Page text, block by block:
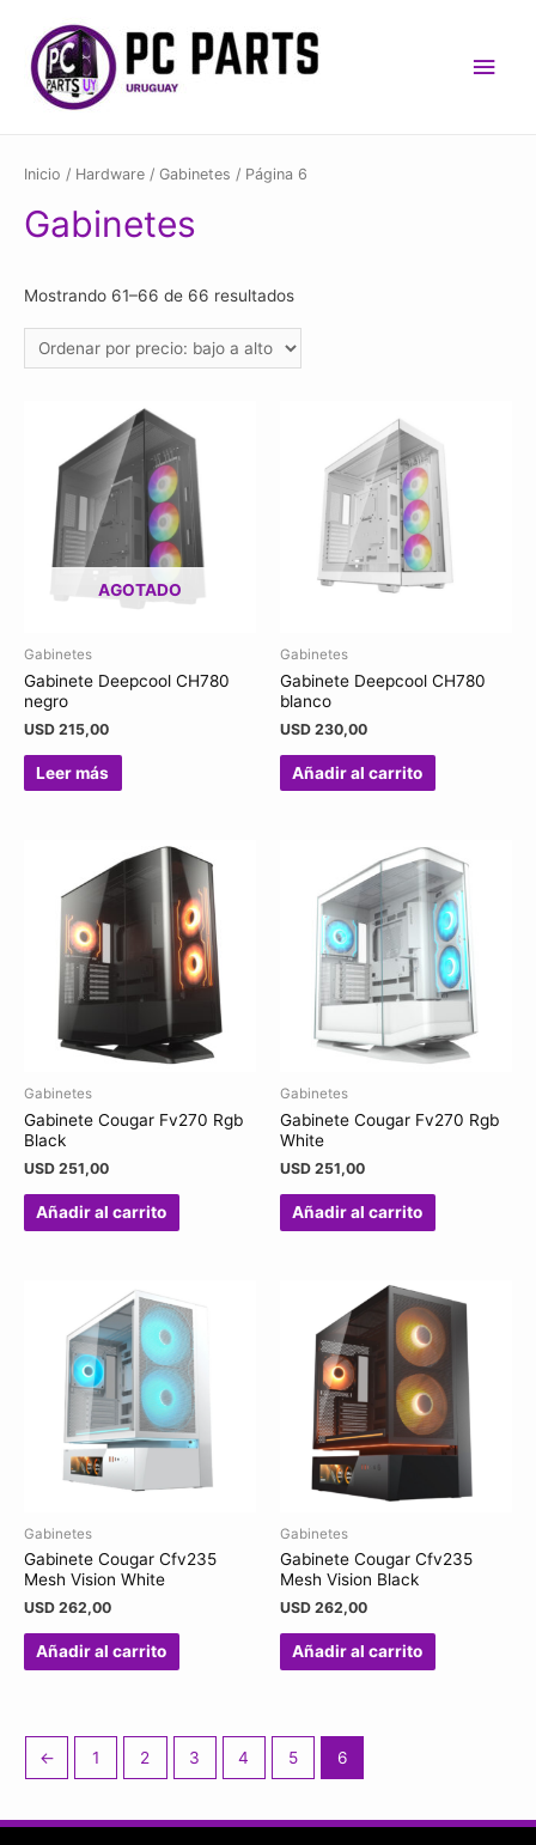
Inicio / Hardware / Gabinetes / Página 6
Gabinetes
Mostrando 61–66 de 66 resultados
AGOTADO
Gabinetes
Gabinete Deepcool CH780
negro
USD 215,00
Leer más
Gabinetes
Gabinete Deepcool CH780
blanco
USD 230,00
Añadir al carrito
Gabinetes
Gabinete Cougar Fv270 Rgb
Black
USD 251,00
Añadir al carrito
Gabinetes
Gabinete Cougar Fv270 Rgb
White
USD 251,00
Añadir al carrito
Gabinetes
Gabinete Cougar Cfv235
Mesh Vision White
USD 262,00
Añadir al carrito
Gabinetes
Gabinete Cougar Cfv235
Mesh Vision Black
USD 262,00
Añadir al carrito
← 1 2 3 4 5 6